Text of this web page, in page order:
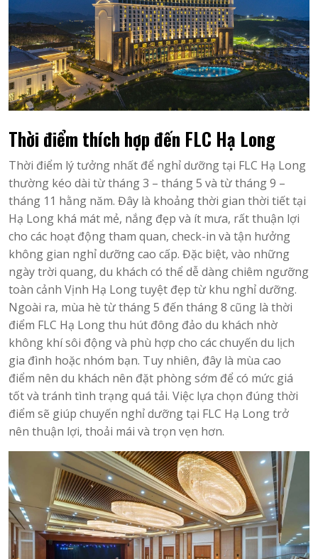
Thời điểm thích hợp đến FLC Hạ Long
Thời điểm lý tưởng nhất để nghỉ dưỡng tại FLC Hạ Long
thường kéo dài từ tháng 3 – tháng 5 và từ tháng 9 –
tháng 11 hằng năm. Đây là khoảng thời gian thời tiết tại
Hạ Long khá mát mẻ, nắng đẹp và ít mưa, rất thuận lợi
cho các hoạt động tham quan, check-in và tận hưởng
không gian nghỉ dưỡng cao cấp. Đặc biệt, vào những
ngày trời quang, du khách có thể dễ dàng chiêm ngưỡng
toàn cảnh Vịnh Hạ Long tuyệt đẹp từ khu nghỉ dưỡng.
Ngoài ra, mùa hè từ tháng 5 đến tháng 8 cũng là thời
điểm FLC Hạ Long thu hút đông đảo du khách nhờ
không khí sôi động và phù hợp cho các chuyến du lịch
gia đình hoặc nhóm bạn. Tuy nhiên, đây là mùa cao
điểm nên du khách nên đặt phòng sớm để có mức giá
tốt và tránh tình trạng quá tải. Việc lựa chọn đúng thời
điểm sẽ giúp chuyến nghỉ dưỡng tại FLC Hạ Long trở
nên thuận lợi, thoải mái và trọn vẹn hơn.